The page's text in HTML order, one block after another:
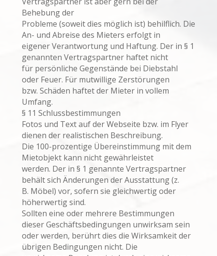
Behebung der
Probleme (soweit dies möglich ist) behilflich. Die
An- und Abreise des Mieters erfolgt in
eigener Verantwortung und Haftung. Der in § 1
genannten Vertragspartner haftet nicht
für persönliche Gegenstände bei Diebstahl
oder Feuer. Für mutwillige Zerstörungen
bzw. Schäden haftet der Mieter in vollem
Umfang.
§ 11 Schlussbestimmungen
Fotos und Text auf der Webseite bzw. im Flyer
dienen der realistischen Beschreibung.
Die 100-prozentige Übereinstimmung mit dem
Mietobjekt kann nicht gewährleistet
werden. Der in § 1 genannte Vertragspartner
behält sich Änderungen der Ausstattung (z.
B. Möbel) vor, sofern sie gleichwertig oder
höherwertig sind.
Sollten eine oder mehrere Bestimmungen
dieser Geschäftsbedingungen unwirksam sein
oder werden, berührt dies die Wirksamkeit der
übrigen Bedingungen nicht. Die